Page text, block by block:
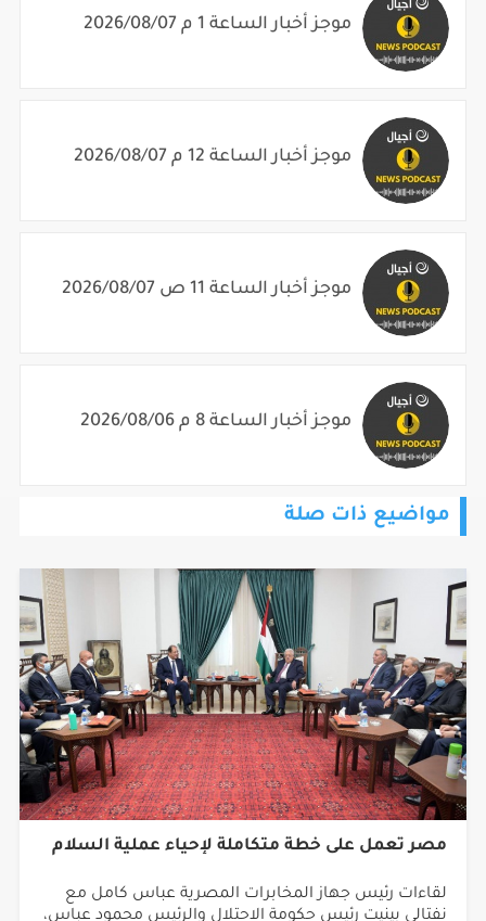
مصر تعمل على خطة متكاملة لإحياء عملية السلام
نفتالي بينيت رئيس حكومة الاحتلال والرئيس محمود عباس،
ناقشت سبل التحرك باتجاه اتخاذ خطوات إيجابية من كافة